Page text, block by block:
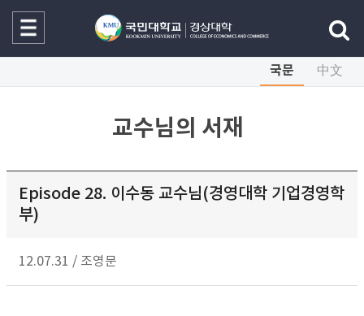
국문 中文
교수님의 서재
Episode 28. 이수동 교수님(경영대학 기업경영학
부)
12.07.31 / 조영문